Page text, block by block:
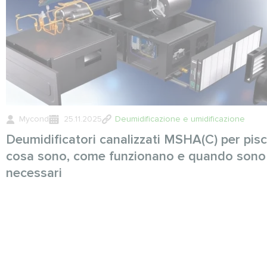
Mycond 25.11.2025 Deumidificazione e umidificazione
Deumidificatori canalizzati MSHA(C) per
cosa sono, come funzionano e quando sono
necessari